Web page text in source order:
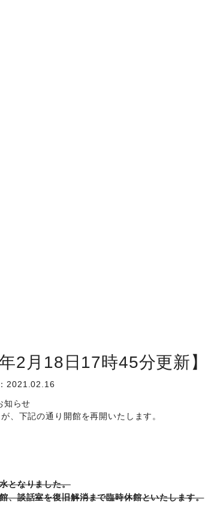
2月18日17時45分更新】
2021.02.16
知らせ
、下記の通り開館を再開いたします。
となりました。
、談話室を復旧解消まで臨時休館といたします。